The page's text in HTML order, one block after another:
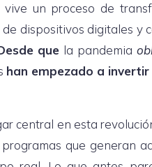
vive un proceso de
dispositivos digitales y
que la pandemia
han empezado a invertir
central en esta
que generan